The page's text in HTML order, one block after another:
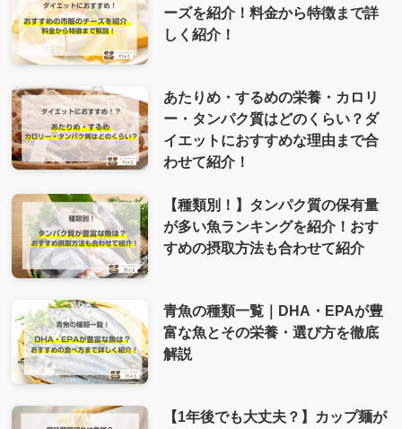
ーズを紹介！料金から特徴まで詳
しく紹介！
あたりめ・するめの栄養・カロリ
ー・タンパク質はどのくらい？ダ
イエットにおすすめな理由まで合
わせて紹介！
【種類別！】タンパク質の保有量
が多い魚ランキングを紹介！おす
すめの摂取方法も合わせて紹介
青魚の種類一覧｜DHA・EPAが豊
富な魚とその栄養・選び方を徹底
解説
【1年後でも大丈夫？】カップ麺が